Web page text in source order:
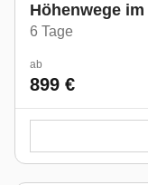
Höhenwege im
6 Tage
ab
899 €